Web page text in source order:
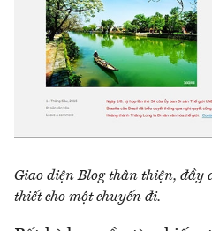
Giao diện Blog thân thiện, đầy
thiết cho một chuyến đi.